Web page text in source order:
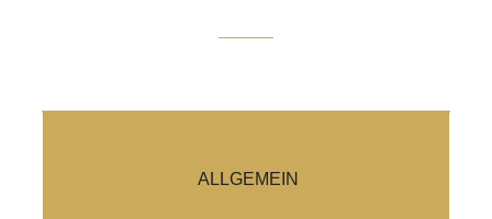
ALLGEMEIN